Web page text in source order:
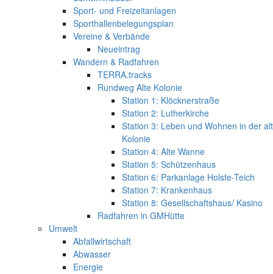
Sport- und Freizeitanlagen
Sporthallenbelegungsplan
Vereine & Verbände
Neueintrag
Wandern & Radfahren
TERRA.tracks
Rundweg Alte Kolonie
Station 1: Klöcknerstraße
Station 2: Lutherkirche
Station 3: Leben und Wohnen in der
Kolonie
Station 4: Alte Wanne
Station 5: Schützenhaus
Station 6: Parkanlage Holste-Teich
Station 7: Krankenhaus
Station 8: Gesellschaftshaus/ Kasino
Radfahren in GMHütte
Umwelt
Abfallwirtschaft
Abwasser
Energie